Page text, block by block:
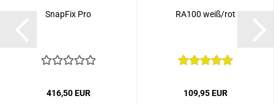
SnapFix Pro
416,50 EUR
RA100 weiß/rot
109,95 EUR